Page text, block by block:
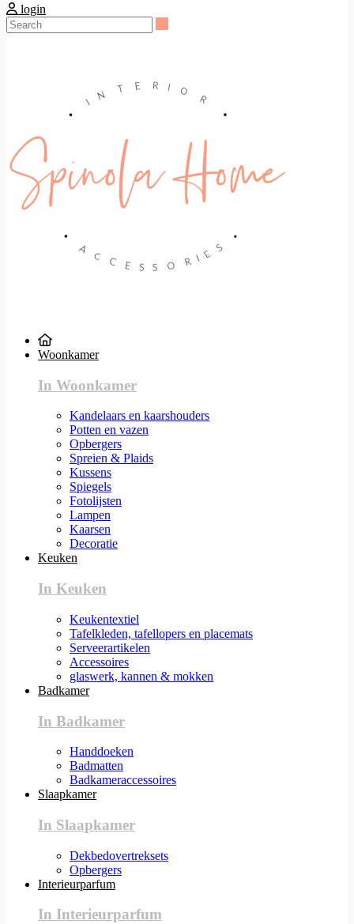
login
Woonkamer
In Woonkamer
Kandelaars en kaarshouders
Potten en vazen
Opbergers
Spreien & Plaids
Kussens
Spiegels
Fotolijsten
Lampen
Kaarsen
Decoratie
Keuken
In Keuken
Keukentextiel
Tafelkleden, tafellopers en placemats
Serveerartikelen
Accessoires
glaswerk, kannen & mokken
Badkamer
In Badkamer
Handdoeken
Badmatten
Badkameraccessoires
Slaapkamer
In Slaapkamer
Dekbedovertreksets
Opbergers
Interieurparfum
In Interieurparfum